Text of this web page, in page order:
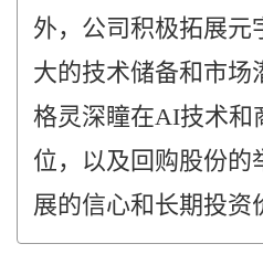
外，公司积极拓展元
大的技术储备和市场
格灵深瞳在AI技术和
位，以及回购股份的
展的信心和长期投资